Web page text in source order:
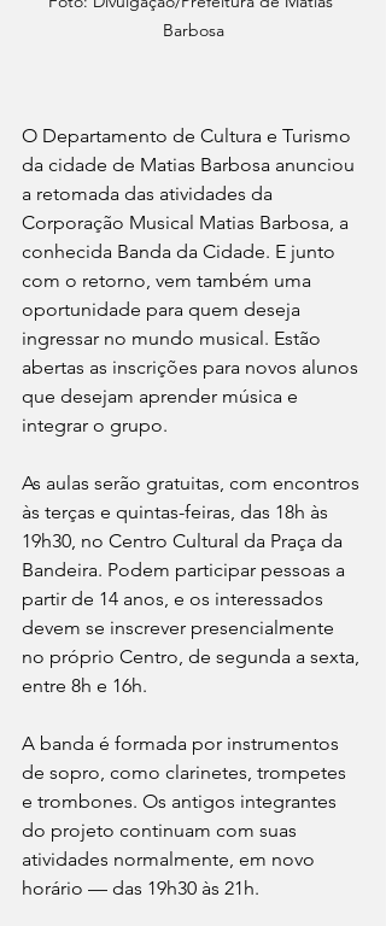
Barbosa
O Departamento de Cultura e Turismo
da cidade de Matias Barbosa anunciou
a retomada das atividades da
Corporação Musical Matias Barbosa, a
conhecida Banda da Cidade. E junto
com o retorno, vem também uma
oportunidade para quem deseja
ingressar no mundo musical. Estão
abertas as inscrições para novos alunos
que desejam aprender música e
integrar o grupo.
As aulas serão gratuitas, com encontros
às terças e quintas-feiras, das 18h às
19h30, no Centro Cultural da Praça da
Bandeira. Podem participar pessoas a
partir de 14 anos, e os interessados
devem se inscrever presencialmente
no próprio Centro, de segunda a sexta,
entre 8h e 16h.
A banda é formada por instrumentos
de sopro, como clarinetes, trompetes
e trombones. Os antigos integrantes
do projeto continuam com suas
atividades normalmente, em novo
horário — das 19h30 às 21h.